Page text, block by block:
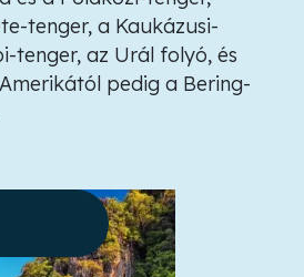
tenger, a Kaukázusi-
tenger, az Urál folyó, és
pedig a Bering-